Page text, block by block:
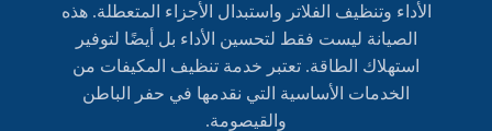
الأداء وتنظيف الفلاتر واستبدال الأجزاء المتعطلة. هذه
الصيانة ليست فقط لتحسين الأداء بل أيضًا لتوفير
استهلاك الطاقة. تعتبر خدمة تنظيف المكيفات من
الخدمات الأساسية التي نقدمها في حفر الباطن
والقيصومة.